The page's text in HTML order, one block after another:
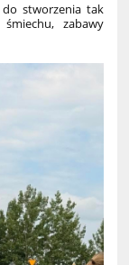
stworzenia tak
zabawy